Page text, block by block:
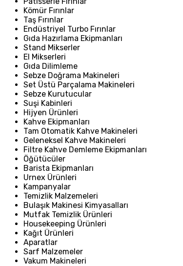
Kömür Fırınlar
Taş Fırınlar
Endüstriyel Turbo Fırınlar
Gıda Hazırlama Ekipmanları
Stand Mikserler
El Mikserleri
Gıda Dilimleme
Sebze Doğrama Makineleri
Set Üstü Parçalama Makineleri
Sebze Kurutucular
Suşi Kabinleri
Hijyen Ürünleri
Kahve Ekipmanları
Tam Otomatik Kahve Makineleri
Geleneksel Kahve Makineleri
Filtre Kahve Demleme Ekipmanları
Öğütücüler
Barista Ekipmanları
Urnex Ürünleri
Kampanyalar
Temizlik Malzemeleri
Bulaşık Makinesi Kimyasalları
Mutfak Temizlik Ürünleri
Housekeeping Ürünleri
Kağıt Ürünleri
Aparatlar
Sarf Malzemeler
Vakum Makineleri